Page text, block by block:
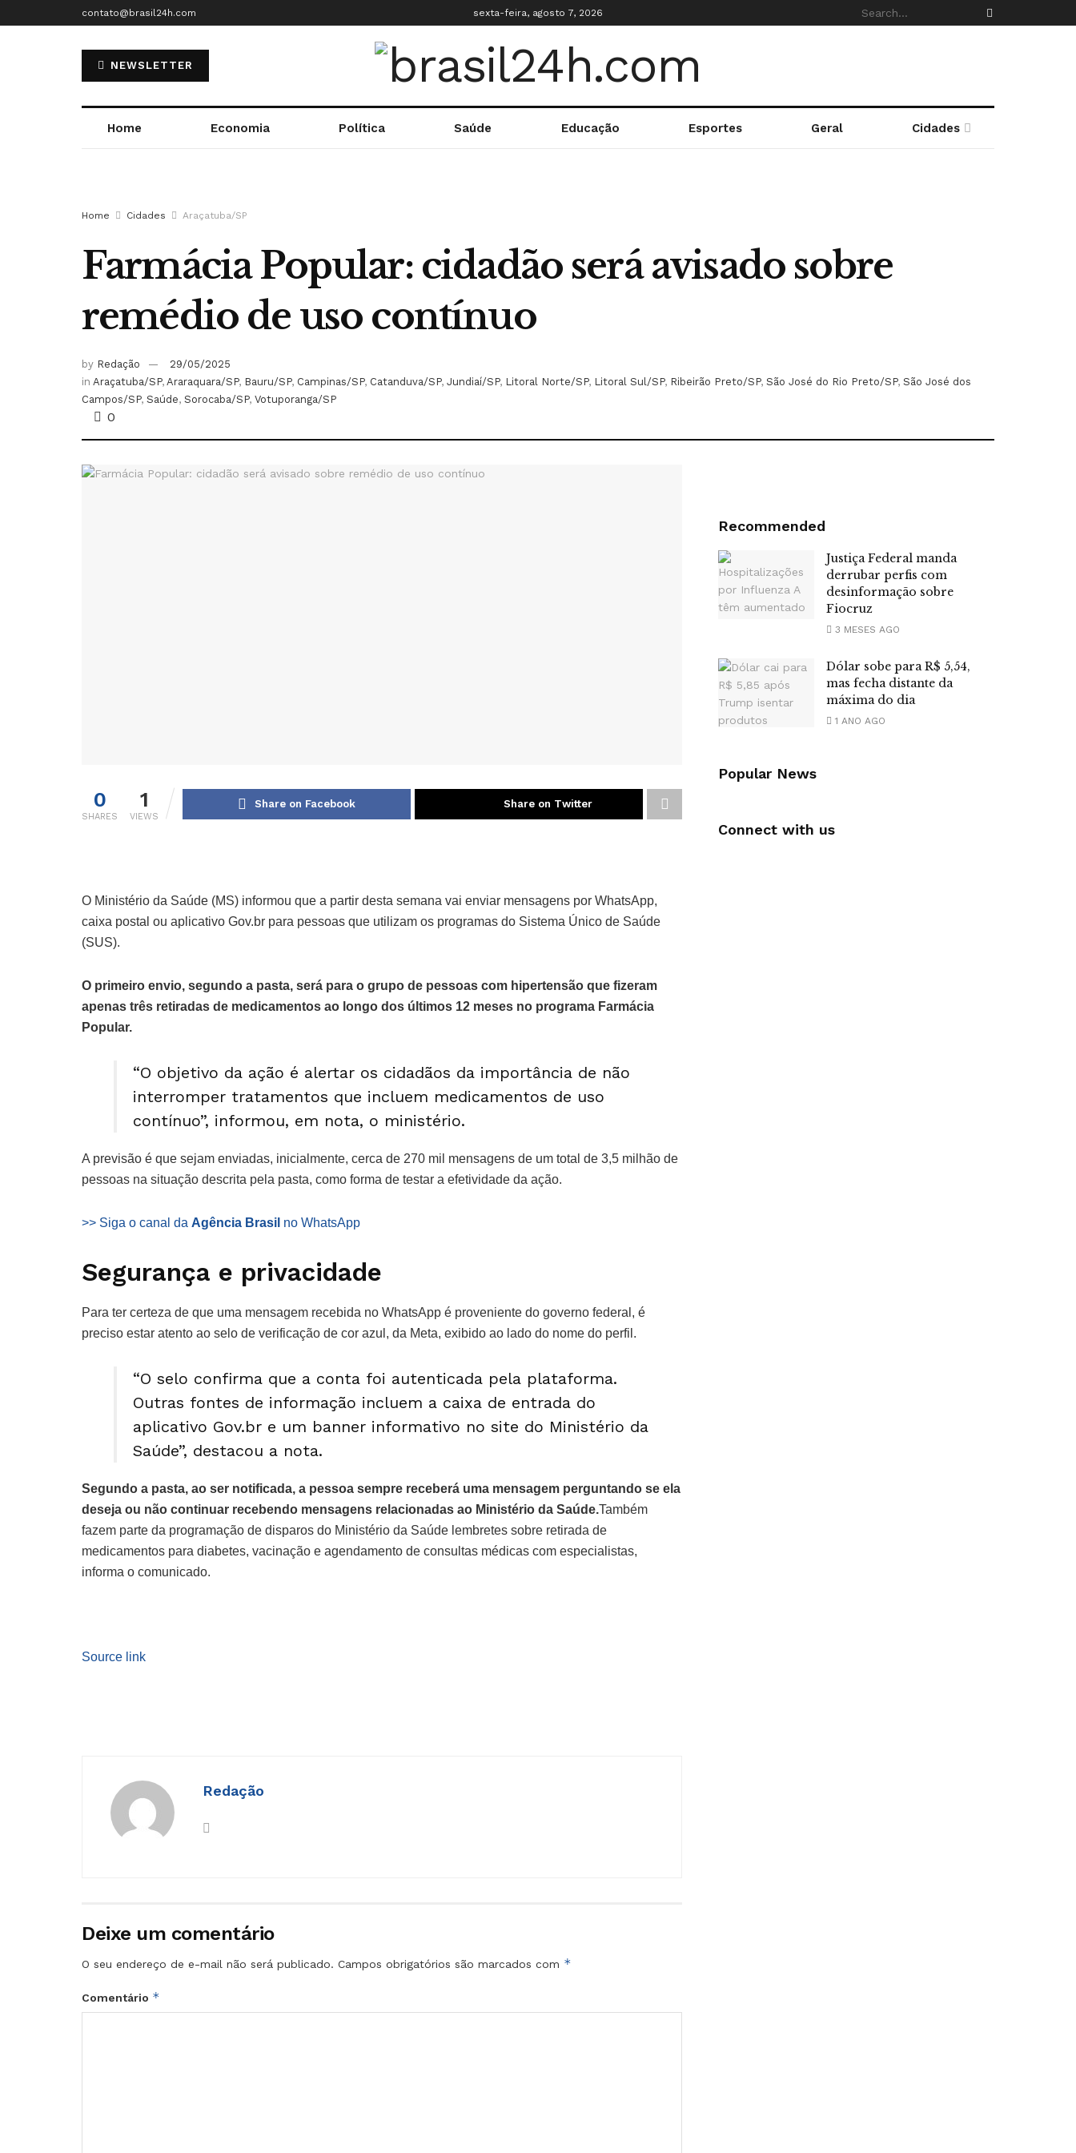
contato@brasil24h.com sexta-feira, agosto 7, 2026
NEWSLETTER
Home Economia Política Saúde Educação Esportes Geral Cidades
Home Cidades Araçatuba/SP
Farmácia Popular: cidadão será avisado sobre
remédio de uso contínuo
by Redação
29/05/2025
in Araçatuba/SP, Araraquara/SP, Bauru/SP, Campinas/SP, Catanduva/SP, Jundiaí/SP, Litoral Norte/SP, Litoral Sul/SP, Ribeirão Preto/SP, São José do Rio Preto/SP, São José dos
Campos/SP, Saúde, Sorocaba/SP, Votuporanga/SP
0
0
SHARES
1
VIEWS
Share on Facebook Share on Twitter
O Ministério da Saúde (MS) informou que a partir desta semana vai enviar mensagens por WhatsApp,
caixa postal ou aplicativo Gov.br para pessoas que utilizam os programas do Sistema Único de Saúde
(SUS).
O primeiro envio, segundo a pasta, será para o grupo de pessoas com hipertensão que fizeram
apenas três retiradas de medicamentos ao longo dos últimos 12 meses no programa Farmácia
Popular.
“O objetivo da ação é alertar os cidadãos da importância de não
interromper tratamentos que incluem medicamentos de uso
contínuo”, informou, em nota, o ministério.
A previsão é que sejam enviadas, inicialmente, cerca de 270 mil mensagens de um total de 3,5 milhão de
pessoas na situação descrita pela pasta, como forma de testar a efetividade da ação.
>> Siga o canal da Agência Brasil no WhatsApp
Segurança e privacidade
Para ter certeza de que uma mensagem recebida no WhatsApp é proveniente do governo federal, é
preciso estar atento ao selo de verificação de cor azul, da Meta, exibido ao lado do nome do perfil.
“O selo confirma que a conta foi autenticada pela plataforma.
Outras fontes de informação incluem a caixa de entrada do
aplicativo Gov.br e um banner informativo no site do Ministério da
Saúde”, destacou a nota.
Segundo a pasta, ao ser notificada, a pessoa sempre receberá uma mensagem perguntando se ela
deseja ou não continuar recebendo mensagens relacionadas ao Ministério da Saúde.Também
fazem parte da programação de disparos do Ministério da Saúde lembretes sobre retirada de
medicamentos para diabetes, vacinação e agendamento de consultas médicas com especialistas,
informa o comunicado.
Source link
Redação
Deixe um comentário
O seu endereço de e-mail não será publicado. Campos obrigatórios são marcados com *
Comentário *
Recommended
Justiça Federal manda
derrubar perfis com
desinformação sobre
Fiocruz
3 MESES AGO
Dólar sobe para R$ 5,54,
mas fecha distante da
máxima do dia
1 ANO AGO
Popular News
Connect with us